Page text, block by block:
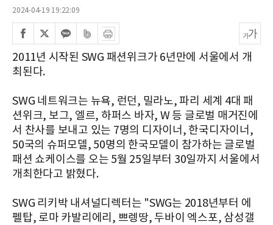
2024-04-19 19:22:09
2011년 시작된 SWG 패션위크가 6년만에 서울에서 개
최된다.
SWG 네트워크는 뉴욕, 런던, 밀라노, 파리 세계 4대 패
션위크, 보그, 엘르, 하퍼스 바자, W 등 글로벌 매거진에
서 찬사를 보내고 있는 7명의 디자이너, 한국디자이너,
50국의 슈퍼모델, 50명의 한국모델이 참가하는 글로벌
패션 쇼케이스를 오는 5월 25일부터 30일까지 서울에서
개최한다고 밝혔다.
SWG 리키박 내셔널디렉터는 "SWG는 2018년부터 에
펠탑, 로마 카발리에리, 쁘렝땅, 두바이 엑스포, 삼성갤